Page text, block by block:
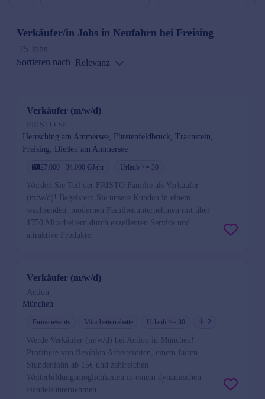
Verkäufer/in Jobs in Neufahrn bei Freising
75 Jobs
Sortieren nach Relevanz
Verkäufer (m/w/d)
FRISTO SE
Herrsching am Ammersee, Fürstenfeldbruck, Traunstein,
Freising, Dießen am Ammersee
27.000 - 34.000 €/Jahr Urlaub >= 30
Werden Sie Teil der FRISTO Familie als Verkäufer
(m/w/d)! Begeistern Sie unsere Kunden in einem
wachsenden, modernen Familienunternehmen mit über
1750 Mitarbeitern durch exzellenten Service und
attraktive Produkte.
Verkäufer (m/w/d)
Action
München
Firmenevents Mitarbeiterrabatte Urlaub >= 30 2
Werde Verkäufer (m/w/d) bei Action in München!
Profitiere von flexiblen Arbeitszeiten, einem fairen
Stundenlohn ab 15€ und zahlreichen
Weiterbildungsmöglichkeiten in einem dynamischen
Handelsunternehmen.